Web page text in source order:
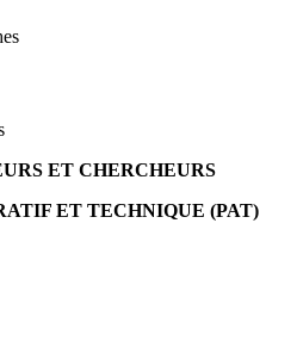
ET CHERCHEURS
ET TECHNIQUE (PAT)